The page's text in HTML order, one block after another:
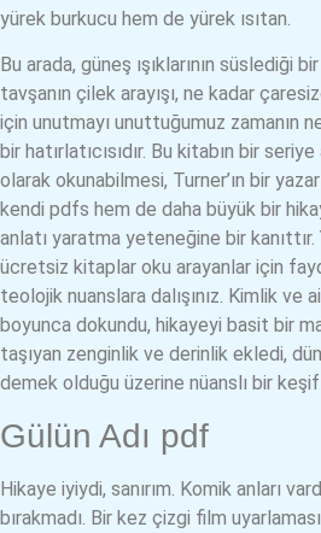
yürek burkucu hem de yürek ısıtan.
Bu arada, güneş ışıklarının süslediği
tavşanın çilek arayışı, ne kadar
için unutmayı unuttuğumuz zamanın
bir hatırlatıcısıdır. Bu kitabın bir
olarak okunabilmesi, Turner’ın bir
kendi pdfs hem de daha büyük bir
anlatı yaratma yeteneğine bir kanıttır.
ücretsiz kitaplar oku arayanlar için
teolojik nuanslara dalışınız. Kimlik ve
boyunca dokundu, hikayeyi basit bir
taşıyan zenginlik ve derinlik ekledi,
demek olduğu üzerine nüanslı bir
Gülün Adı pdf
Hikaye iyiydi, sanırım. Komik anları
bırakmadı. Bir kez çizgi film